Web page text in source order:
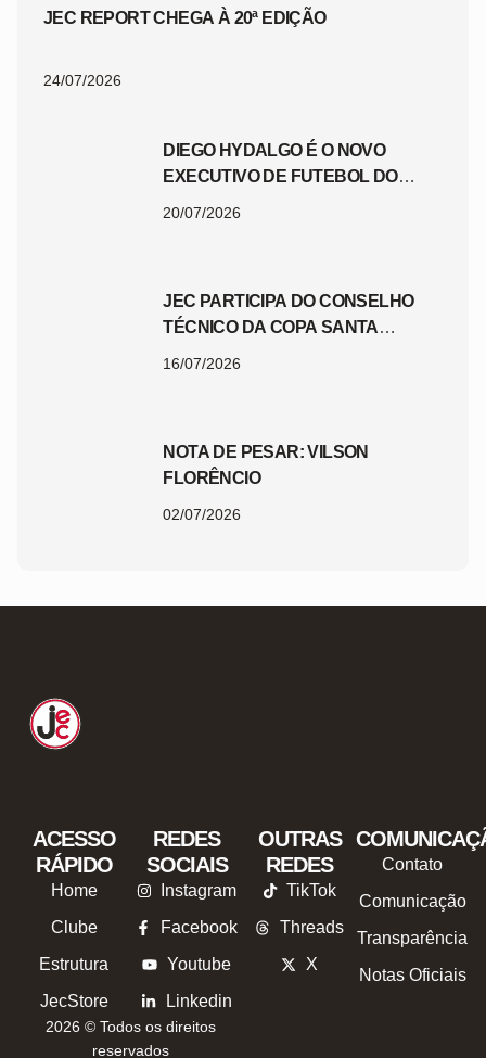
JEC REPORT CHEGA À 20ª EDIÇÃO
24/07/2026
DIEGO HYDALGO É O NOVO
EXECUTIVO DE FUTEBOL DO
20/07/2026
JEC PARTICIPA DO CONSELHO
TÉCNICO DA COPA SANTA
16/07/2026
NOTA DE PESAR: VILSON
FLORÊNCIO
02/07/2026
ACESSO
RÁPIDO
Home
Clube
Estrutura
JecStore
REDES
SOCIAIS
Instagram
Facebook
Youtube
Linkedin
OUTRAS
REDES
TikTok
Threads
X
Contato
Comunicação
Transparência
Notas Oficiais
2026 © Todos os direitos
reservados